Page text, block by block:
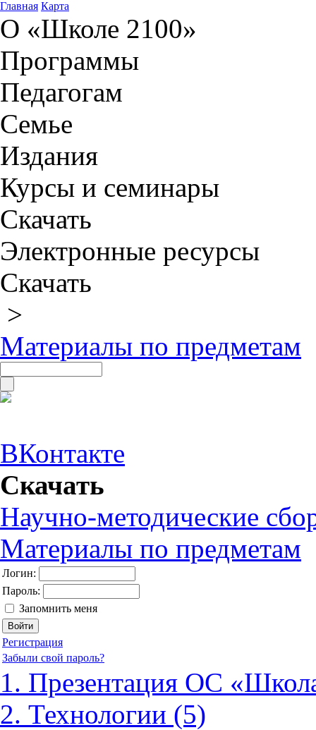
Главная Карта
О «Школе 2100»
Программы
Педагогам
Семье
Издания
Курсы и семинары
Скачать
Электронные ресурсы
Скачать
>
Материалы по предметам
ВКонтакте
Скачать
Научно-методические
Материалы по предметам
Логин:
Пароль:
Запомнить меня
Регистрация
Забыли свой пароль?
1. Презентация ОС
2. Технологии (5)